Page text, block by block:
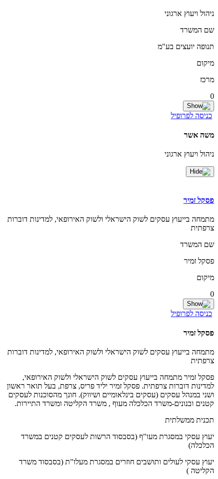
ניהול ויעוץ ארגוני
שם המשרד
תנופה יועצים בע"מ
מיקום
מרכז
0
כניסה לפרופיל
משה אשר
ניהול ויעוץ ארגוני
פסקל זמיר
מתמחה בייעוץ עסקים לשוק הישראלי ולשוק האירופאי, למדינות דוברות
צרפתית
שם המשרד
פסקל זמיר
מיקום
0
כניסה לפרופיל
פסקל זמיר
מתמחה בייעוץ עסקים לשוק הישראלי ולשוק האירופאי, למדינות דוברות
צרפתית
פסקל זמיר מתמחה בייעוץ עסקים לשוק הישראלי ולשוק האירופאי,
למדינות דוברות צרפתית. פסקל זמיר יליד פריס, צרפת, בעל תואר ראשון
ושני במנהל עסקים (עסקים בינלאומיים ושיווק). חונך מהסוכנות לעסקים
קטנים ובנונים-משרד הכלכלה מעוף , משרד הקליטה ומשרד התיירות.
תכנית ממשלתית
יעוץ עסקי במסגרת מעו"ף (בסבסוד הרשות לעסקים קטנים במשרד
הכלכלה)
יעוץ עסקי לעולים ותושבים חוזרים במסגרת מעלו"ת (בסבסוד משרד
הקליטה )